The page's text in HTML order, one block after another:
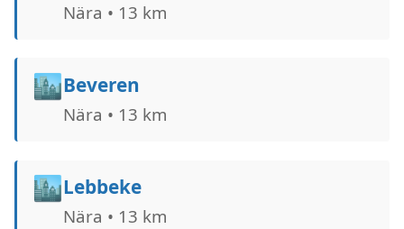
Nära • 13 km
🏙️Beveren
Nära • 13 km
🏙️Lebbeke
Nära • 13 km